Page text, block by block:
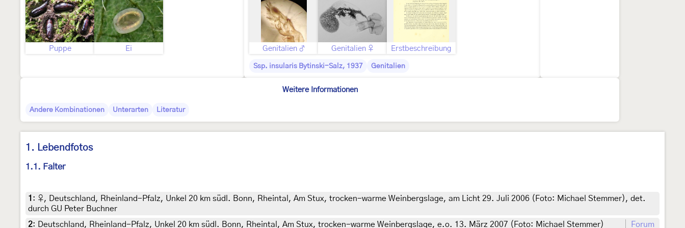
Puppe Ei Genitalien ♂ Genitalien ♀ Erstbeschreibung
Ssp. insularis Bytinski-Salz, 1937 Genitalien
Weitere Informationen
Andere Kombinationen Unterarten Literatur
1. Lebendfotos
1.1. Falter
1 : ♀, Deutschland, Rheinland-Pfalz, Unkel 20 km südl. Bonn, Rheintal, Am Stux, trocken-warme Weinbergslage, am Licht 29. Juli 2006 (Foto: Michael Stemmer), det.
durch GU Peter Buchner
2: Deutschland, Rheinland-Pfalz, Unkel 20 km südl. Bonn, Rheintal, Am Stux, trocken-warme Weinbergslage, e.o. 13. März 2007 (Foto: Michael Stemmer) Forum